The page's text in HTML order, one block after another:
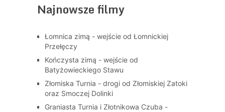
Najnowsze filmy
Łomnica zimą - wejście od Łomnickiej
Przełęczy
Kończysta zimą - wejście od
Batyżowieckiego Stawu
Złomiska Turnia - drogi od Złomiskiej Zatoki
oraz Smoczej Dolinki
Graniasta Turnia i Złotnikowa Czuba -